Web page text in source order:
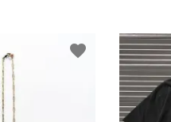
favorite
ーワード